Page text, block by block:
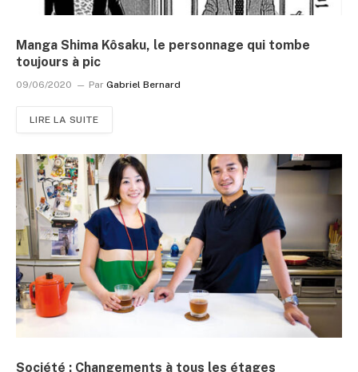
Manga Shima Kôsaku, le personnage qui tombe
toujours à pic
09/06/2020 Par Gabriel Bernard
LIRE LA SUITE
Société : Changements à tous les étages